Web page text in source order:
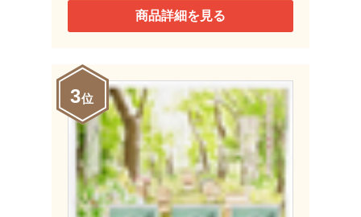
商品詳細を見る
3位